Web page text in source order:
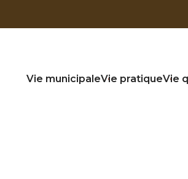
Vie municipaleVie pratiqueVie